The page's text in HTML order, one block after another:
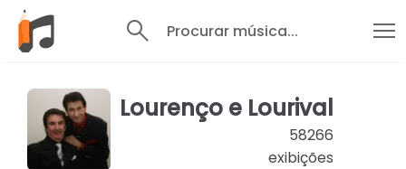
Procurar música...
Lourenço e Lourival
58266
exibições